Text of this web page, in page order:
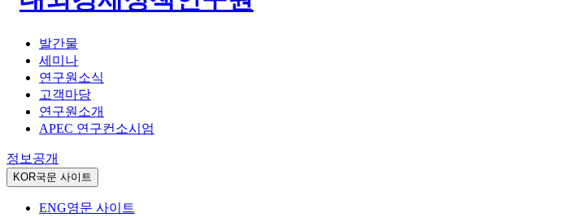
발간물
세미나
연구원소식
고객마당
연구원소개
APEC 연구컨소시엄
정보공개
KOR국문 사이트
ENG영문 사이트